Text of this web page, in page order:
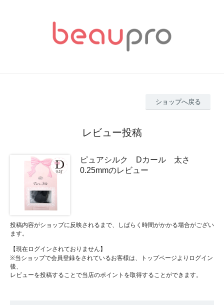
ショップへ戻る
レビュー投稿
ピュアシルク Dカール 太さ
0.25mmのレビュー
投稿内容がショップに反映されるまで、しばらく時間がかかる場合がござい
ます。
【現在ログインされておりません】
※当ショップで会員登録をされているお客様は、トップページよりログイン
後、
レビューを投稿することで当店のポイントを取得することができます。